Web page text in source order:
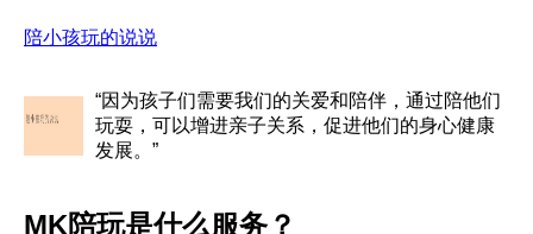
陪小孩玩的说说
“因为孩子们需要我们的关爱和陪伴，通过陪他们
玩耍，可以增进亲子关系，促进他们的身心健康
发展。”
MK陪玩是什么服务？